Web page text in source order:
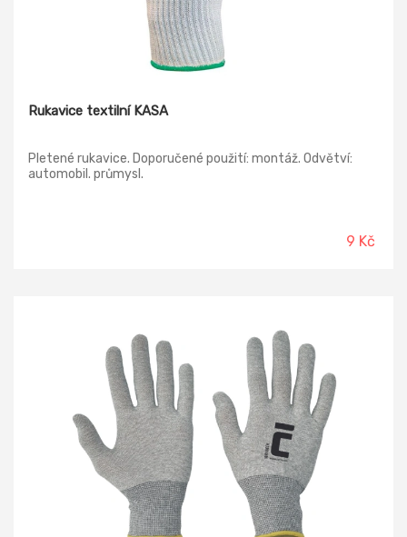
Rukavice textilní KASA
Pletené rukavice. Doporučené použití: montáž. Odvětví:
automobil. průmysl.
9 Kč